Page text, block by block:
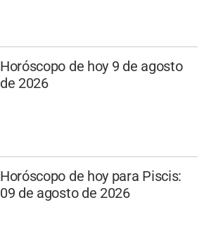
Horóscopo de hoy 9 de agosto
de 2026
Horóscopo de hoy para Piscis:
09 de agosto de 2026